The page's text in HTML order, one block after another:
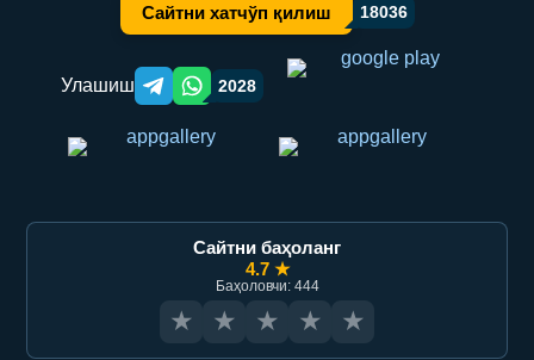
Сайтни хатчўп қилиш 18036
Улашиш Telegram orqali ulashish
WhatsApp orqali ulashish
2028
Сайтни баҳоланг
4.7 ★
Баҳоловчи: 444
★ ★ ★ ★ ★